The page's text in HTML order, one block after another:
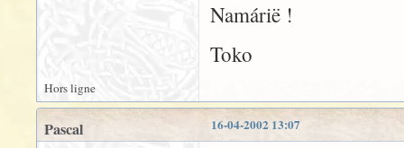
Namárië !
Toko
Hors ligne
16-04-2002 13:07
Pascal